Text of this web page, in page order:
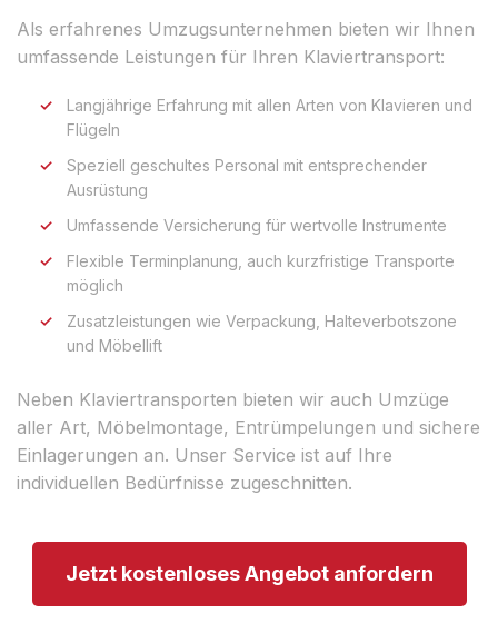
Als erfahrenes Umzugsunternehmen bieten wir Ihnen
umfassende Leistungen für Ihren Klaviertransport:
Langjährige Erfahrung mit allen Arten von Klavieren und
Flügeln
Speziell geschultes Personal mit entsprechender
Ausrüstung
Umfassende Versicherung für wertvolle Instrumente
Flexible Terminplanung, auch kurzfristige Transporte
möglich
Zusatzleistungen wie Verpackung, Halteverbotszone
und Möbellift
Neben Klaviertransporten bieten wir auch Umzüge
aller Art, Möbelmontage, Entrümpelungen und sichere
Einlagerungen an. Unser Service ist auf Ihre
individuellen Bedürfnisse zugeschnitten.
Jetzt kostenloses Angebot anfordern